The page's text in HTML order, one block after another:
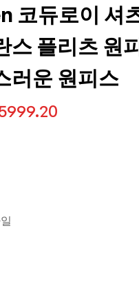
코듀로이 셔
스 플리츠 원
러운 원피스